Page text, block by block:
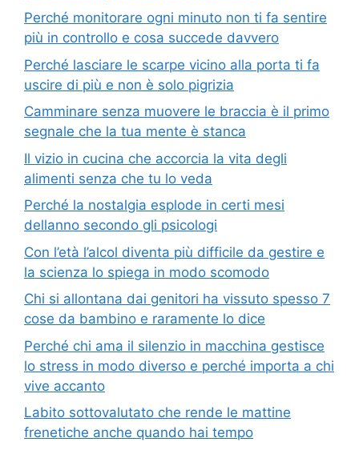
Perché monitorare ogni minuto non ti fa sentire
più in controllo e cosa succede davvero
Perché lasciare le scarpe vicino alla porta ti fa
uscire di più e non è solo pigrizia
Camminare senza muovere le braccia è il primo
segnale che la tua mente è stanca
Il vizio in cucina che accorcia la vita degli
alimenti senza che tu lo veda
Perché la nostalgia esplode in certi mesi
dellanno secondo gli psicologi
Con l’età l’alcol diventa più difficile da gestire e
la scienza lo spiega in modo scomodo
Chi si allontana dai genitori ha vissuto spesso 7
cose da bambino e raramente lo dice
Perché chi ama il silenzio in macchina gestisce
lo stress in modo diverso e perché importa a chi
vive accanto
Labito sottovalutato che rende le mattine
frenetiche anche quando hai tempo